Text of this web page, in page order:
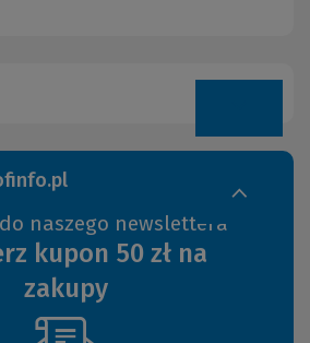
naszego newslettera
kupon 50 zł na
zakupy